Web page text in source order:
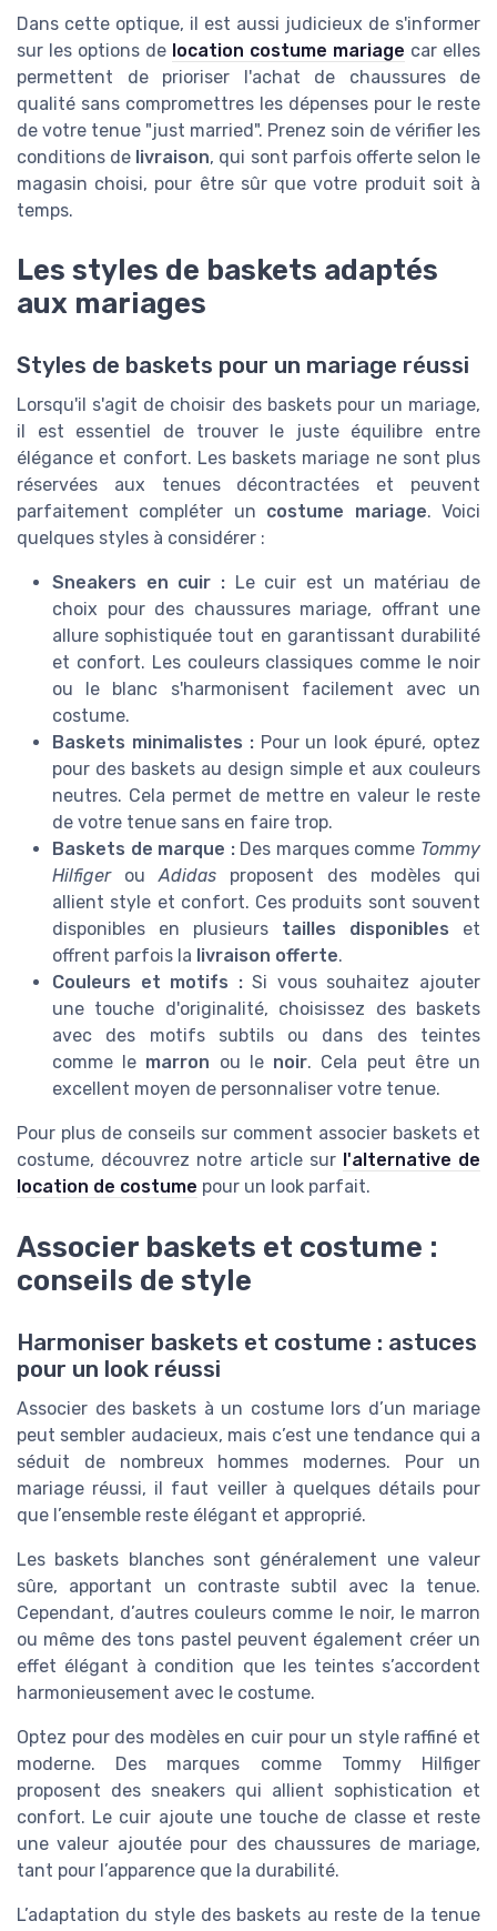
Dans cette optique, il est aussi judicieux de s'informer
sur les options de location costume mariage car elles
permettent de prioriser l'achat de chaussures de
qualité sans compromettres les dépenses pour le reste
de votre tenue "just married". Prenez soin de vérifier les
conditions de livraison, qui sont parfois offerte selon le
magasin choisi, pour être sûr que votre produit soit à
temps.
Les styles de baskets adaptés
aux mariages
Styles de baskets pour un mariage réussi
Lorsqu'il s'agit de choisir des baskets pour un mariage,
il est essentiel de trouver le juste équilibre entre
élégance et confort. Les baskets mariage ne sont plus
réservées aux tenues décontractées et peuvent
parfaitement compléter un costume mariage. Voici
quelques styles à considérer :
Sneakers en cuir : Le cuir est un matériau de
choix pour des chaussures mariage, offrant une
allure sophistiquée tout en garantissant durabilité
et confort. Les couleurs classiques comme le noir
ou le blanc s'harmonisent facilement avec un
costume.
Baskets minimalistes :Pour un look épuré, optez
pour des baskets au design simple et aux couleurs
neutres. Cela permet de mettre en valeur le reste
de votre tenue sans en faire trop.
Baskets de marque :Des marques comme Tommy
HilfigerouAdidas proposent des modèles qui
allient style et confort. Ces produits sont souvent
disponibles en plusieurs tailles disponibles et
offrent parfois la livraison offerte.
Couleurs et motifs :Si vous souhaitez ajouter
une touche d'originalité, choisissez des baskets
avec des motifs subtils ou dans des teintes
comme le marron ou le noir. Cela peut être un
excellent moyen de personnaliser votre tenue.
Pour plus de conseils sur comment associer baskets et
costume, découvrez notre article sur l'alternative de
location de costume pour un look parfait.
Associer baskets et costume :
conseils de style
Harmoniser baskets et costume : astuces
pour un look réussi
Associer des baskets à un costume lors d’un mariage
peut sembler audacieux, mais c’est une tendance qui a
séduit de nombreux hommes modernes. Pour un
mariage réussi, il faut veiller à quelques détails pour
que l’ensemble reste élégant et approprié.
Les baskets blanches sont généralement une valeur
sûre, apportant un contraste subtil avec la tenue.
Cependant, d’autres couleurs comme le noir, le marron
ou même des tons pastel peuvent également créer un
effet élégant à condition que les teintes s’accordent
harmonieusement avec le costume.
Optez pour des modèles en cuir pour un style raffiné et
moderne. Des marques comme Tommy Hilfiger
proposent des sneakers qui allient sophistication et
confort. Le cuir ajoute une touche de classe et reste
une valeur ajoutée pour des chaussures de mariage,
tant pour l’apparence que la durabilité.
L’adaptation du style des baskets au reste de la tenue